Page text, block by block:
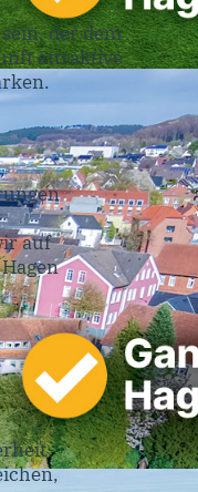
der dem
attraktive
auf